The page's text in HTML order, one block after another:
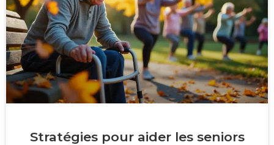
Stratégies pour aider les seniors